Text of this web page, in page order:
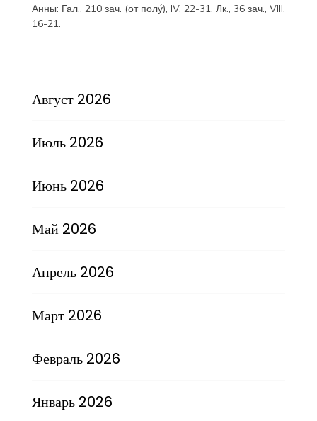
Анны: Гал., 210 зач. (от полу́), IV, 22-31. Лк., 36 зач., VIII,
16-21.
Август 2026
Июль 2026
Июнь 2026
Май 2026
Апрель 2026
Март 2026
Февраль 2026
Январь 2026